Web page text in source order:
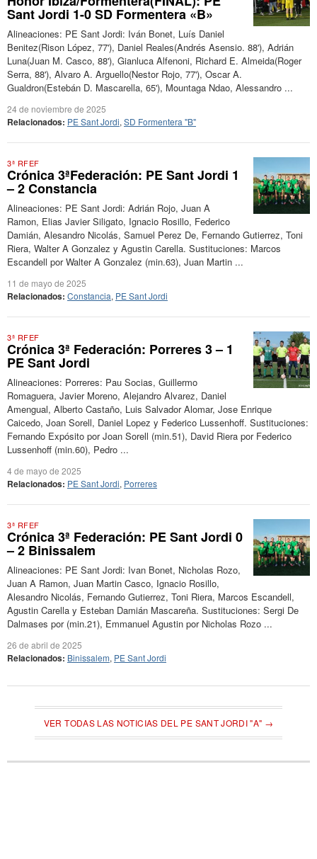
Sant Jordi 1-0 SD Formentera «B»
Alineaciones: PE Sant Jordi: Iván Bonet, Luís Daniel
Benitez(Rison López, 77'), Daniel Reales(Andrés Asensio. 88'), Adrián
Luna(Juan M. Casco, 88'), Gianluca Alfenoni, Richard E. Almeida(Roger
Serra, 88'), Alvaro A. Arguello(Nestor Rojo, 77'), Oscar A.
Gualdron(Estebán D. Mascarella, 65'), Mountaga Ndao, Alessandro ...
24 de noviembre de 2025
Relacionados: PE Sant Jordi, SD Formentera "B"
3ª RFEF
Crónica 3ªFederación: PE Sant Jordi 1
– 2 Constancia
Alineaciones: PE Sant Jordi: Adrián Rojo, Juan A
Ramon, Elias Javier Siligato, Ignacio Rosillo, Federico
Damián, Alesandro Nicolás, Samuel Perez De, Fernando Gutierrez, Toni
Riera, Walter A Gonzalez y Agustin Carella. Sustituciones: Marcos
Escandell por Walter A Gonzalez (min.63), Juan Martin ...
11 de mayo de 2025
Relacionados: Constancia, PE Sant Jordi
3ª RFEF
Crónica 3ª Federación: Porreres 3 – 1
PE Sant Jordi
Alineaciones: Porreres: Pau Socias, Guillermo
Romaguera, Javier Moreno, Alejandro Alvarez, Daniel
Amengual, Alberto Castaño, Luis Salvador Alomar, Jose Enrique
Caicedo, Joan Sorell, Daniel Lopez y Federico Lussenhoff. Sustituciones:
Fernando Expósito por Joan Sorell (min.51), David Riera por Federico
Lussenhoff (min.60), Pedro ...
4 de mayo de 2025
Relacionados: PE Sant Jordi, Porreres
3ª RFEF
Crónica 3ª Federación: PE Sant Jordi 0
– 2 Binissalem
Alineaciones: PE Sant Jordi: Ivan Bonet, Nicholas Rozo,
Juan A Ramon, Juan Martin Casco, Ignacio Rosillo,
Alesandro Nicolás, Fernando Gutierrez, Toni Riera, Marcos Escandell,
Agustin Carella y Esteban Damián Mascareña. Sustituciones: Sergi De
Dalmases por (min.21), Emmanuel Agustin por Nicholas Rozo ...
26 de abril de 2025
Relacionados: Binissalem, PE Sant Jordi
VER TODAS LAS NOTICIAS DEL PE SANT JORDI "A" →